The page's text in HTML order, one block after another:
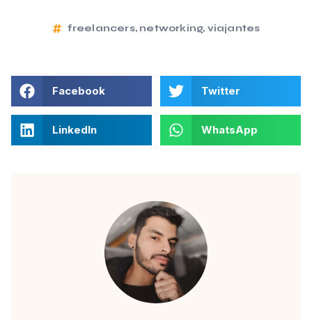
freelancers, networking, viajantes
Facebook Twitter
LinkedIn WhatsApp